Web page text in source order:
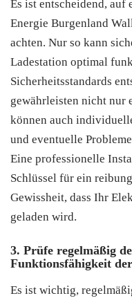
Es ist entscheidend,
Energie Burgenland
achten. Nur so kann
Ladestation optimal
Sicherheitsstandards
gewährleisten nicht nur
können auch
und eventuelle
Eine professionelle
Schlüssel für ein
Gewissheit, dass Ihr
geladen wird.
3. Prüfe regelmäßig
Funktionsfähigkeit
Es ist wichtig,